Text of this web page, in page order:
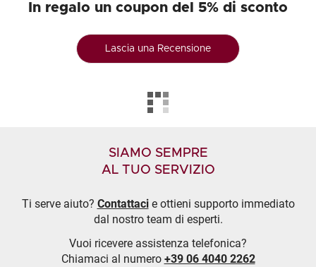
In regalo un coupon del 5% di sconto
Lascia una Recensione
SIAMO SEMPRE
AL TUO SERVIZIO
Ti serve aiuto? Contattacie ottieni supporto immediato
dal nostro team di esperti.
Vuoi ricevere assistenza telefonica?
Chiamaci al numero +39 06 4040 2262